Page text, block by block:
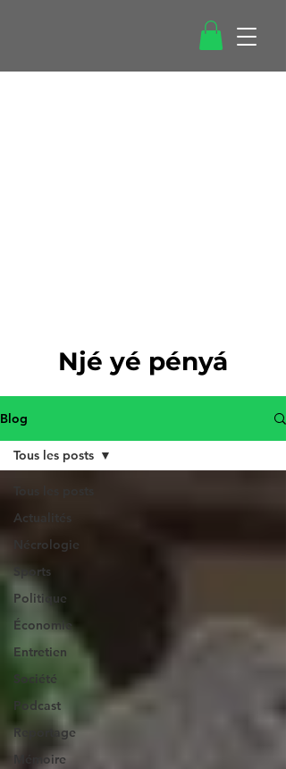
Njé yé pényá
Blog
Tous les posts
Actualités
Nécrologie
Sports
Politique
Économie
Entretien
Société
Podcast
Reportage
Mémoire
Tous les posts